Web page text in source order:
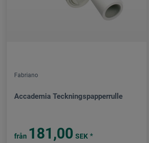
Fabriano
Accademia Teckningspapperrulle
från 181,00 SEK *